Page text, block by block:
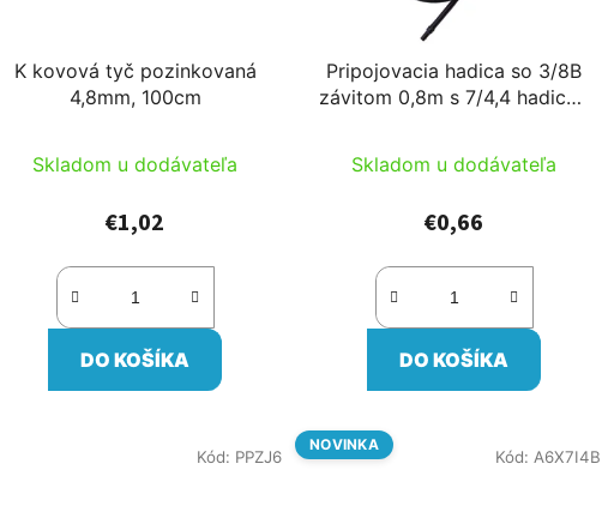
K kovová tyč pozinkovaná
4,8mm, 100cm
Skladom u dodávateľa
€1,02
DO KOŠÍKA
Pripojovacia hadica so 3/8B
závitom 0,8m s 7/4,4 hadicou
Skladom u dodávateľa
€0,66
DO KOŠÍKA
Kód: PPZJ6
NOVINKA
Kód: A6X7I4B